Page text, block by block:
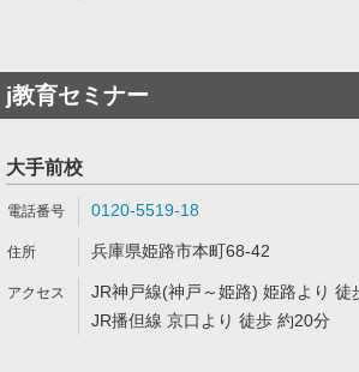
j教育セミナー
大手前校
0120-5519-18
兵庫県姫路市本町68-42
JR神戸線(神戸～姫路) 姫路より 徒
JR播但線 京口より 徒歩 約20分